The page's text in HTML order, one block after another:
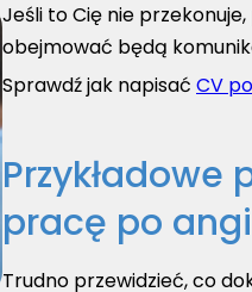
Jeśli to Cię nie
obejmować będą
Sprawdź jak napisać CV
pracę po
Trudno przewidzieć, co